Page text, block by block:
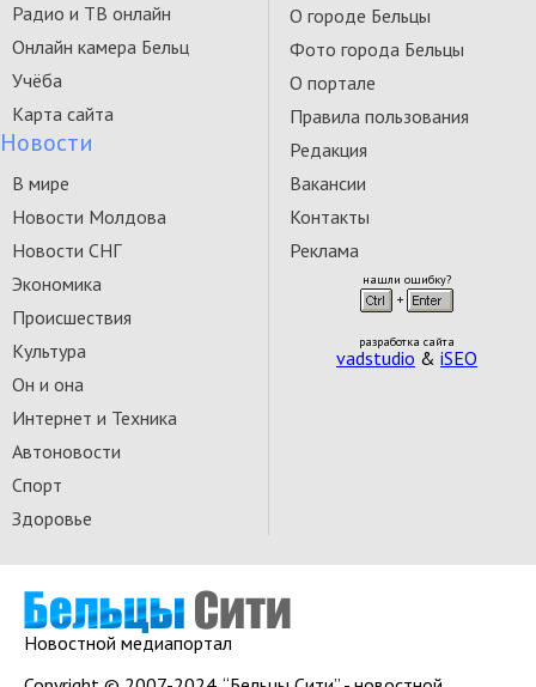
Радио и ТВ онлайн
Онлайн камера Бельц
Учёба
Карта сайта
Новости
В мире
Новости Молдова
Новости СНГ
Экономика
Происшествия
Культура
Он и она
Интернет и Техника
Автоновости
Спорт
Здоровье
О городе Бельцы
Фото города Бельцы
О портале
Правила пользования
Редакция
Вакансии
Контакты
Реклама
нашли ошибку?
разработка сайта
vadstudio & iSEO
Новостной медиапортал